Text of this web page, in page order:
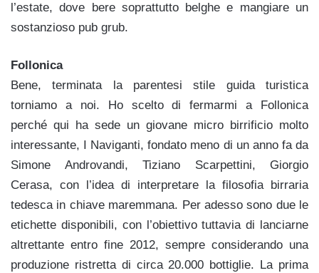
l’estate, dove bere soprattutto belghe e mangiare un
sostanzioso pub grub.
Follonica
Bene, terminata la parentesi stile guida turistica
torniamo a noi. Ho scelto di fermarmi a Follonica
perché qui ha sede un giovane micro birrificio molto
interessante, I Naviganti, fondato meno di un anno fa da
Simone Androvandi, Tiziano Scarpettini, Giorgio
Cerasa, con l’idea di interpretare la filosofia birraria
tedesca in chiave maremmana. Per adesso sono due le
etichette disponibili, con l’obiettivo tuttavia di lanciarne
altrettante entro fine 2012, sempre considerando una
produzione ristretta di circa 20.000 bottiglie. La prima